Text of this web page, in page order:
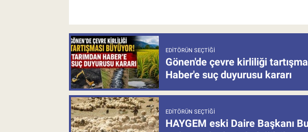
EDITÖRÜN SEÇTIĞI
Gönen'de çevre kirliliği
Haber'e suç duyurusu kararı
EDITÖRÜN SEÇTIĞI
HAYGEM eski Daire Başkanı